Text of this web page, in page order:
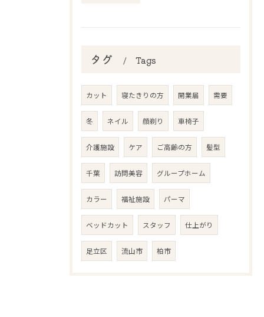
タグ Tags
カット 寝たきりの方 開業届 需要
冬 ネイル 顔剃り 車椅子
介護施設 ケア ご高齢の方 髪型
千葉 訪問美容 グループホーム
カラー 福祉施設 パーマ
ベッドカット スタッフ 仕上がり
足立区 流山市 柏市